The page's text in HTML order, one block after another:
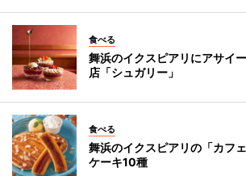
食べる
舞浜のイクスピアリにアサイ
店「シュガリー」
食べる
舞浜のイクスピアリの「カフ
ケーキ10種